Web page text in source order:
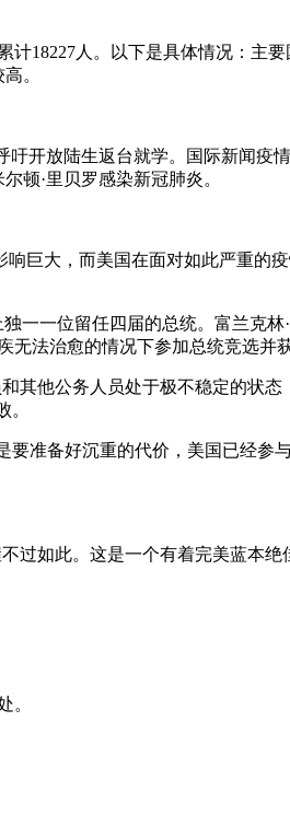
18227人。以下是具体情况：主
。
开放陆生返台就学。国际新闻疫
顿·里贝罗感染新冠肺炎。
巨大，而美国在面对如此严重的
一一位留任四届的总统。富兰克
法治愈的情况下参加总统竞选并
其他公务人员处于极不稳定的状
。
准备好沉重的代价，美国已经
过如此。这是一个有着完美蓝本
。